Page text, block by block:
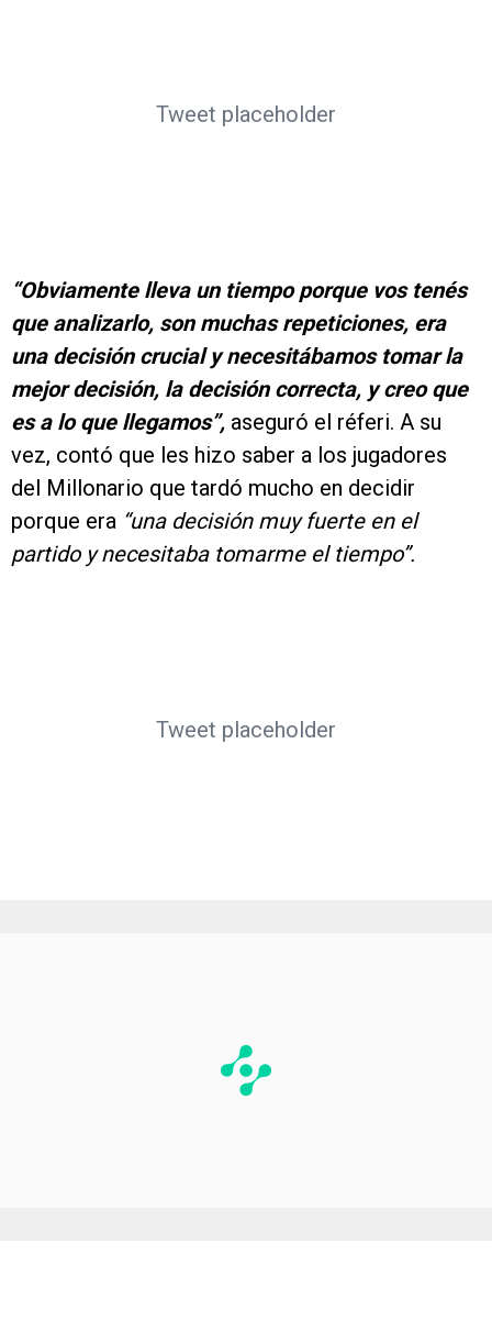
Tweet placeholder
“Obviamente lleva un tiempo porque vos tenés
que analizarlo, son muchas repeticiones, era
una decisión crucial y necesitábamos tomar la
mejor decisión, la decisión correcta, y creo que
es a lo que llegamos”, aseguró el réferi. A su
vez, contó que les hizo saber a los jugadores
del Millonario que tardó mucho en decidir
porque era “una decisión muy fuerte en el
partido y necesitaba tomarme el tiempo”.
Tweet placeholder